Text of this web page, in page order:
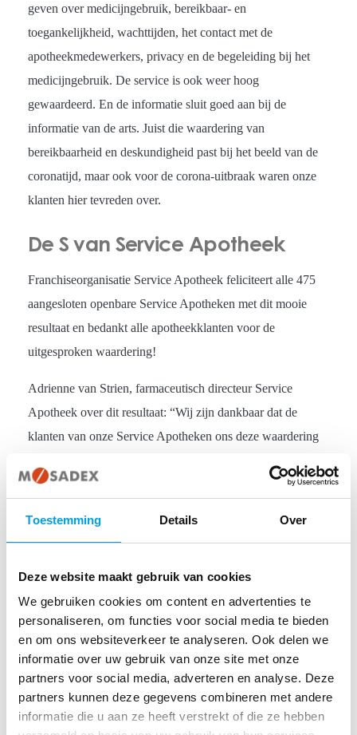
Toestemming Details Over
Deze website maakt gebruik van cookies
We gebruiken cookies om content en advertenties te
personaliseren, om functies voor social media te bieden
en om ons websiteverkeer te analyseren. Ook delen we
informatie over uw gebruik van onze site met onze
partners voor social media, adverteren en analyse. Deze
partners kunnen deze gegevens combineren met andere
informatie die u aan ze heeft verstrekt of die ze hebben
geven over medicijngebruik, bereikbaar- en
toegankelijkheid, wachttijden, het contact met de
apotheekmedewerkers, privacy en de begeleiding bij het
medicijngebruik. De service is ook weer hoog
gewaardeerd. En de informatie sluit goed aan bij de
informatie van de arts. Juist die waardering van
bereikbaarheid en deskundigheid past bij het beeld van de
coronatijd, maar ook voor de corona-uitbraak waren onze
klanten hier tevreden over.
De S van Service Apotheek
Franchiseorganisatie Service Apotheek feliciteert alle 475
aangesloten openbare Service Apotheken met dit mooie
resultaat en bedankt alle apotheekklanten voor de
uitgesproken waardering!
Adrienne van Strien, farmaceutisch directeur Service
Apotheek over dit resultaat: “Wij zijn dankbaar dat de
klanten van onze Service Apotheken ons deze waardering
belang van een goede gezondheid extra voelbaar maakt, is
dag op zoek naar oplossingen vanuit onze farmaceutische
expertise. En we richten ons op de wensen van onze
klanten: willen zij online geholpen worden? Dat kan met
onze apotheekwebsite en Service Apotheek-app. Liever in
de apotheek? Onze klanten blijven ook daar welkom,
wanneer zij de coronavoorzorgsmaatregelen in acht
nemen. Veel mensen weten bijvoorbeeld niet dat ze ook